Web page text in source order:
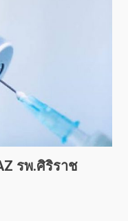
รพ.ศิริราช